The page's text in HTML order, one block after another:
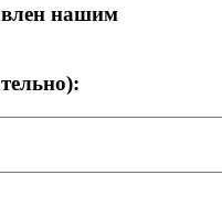
нашим